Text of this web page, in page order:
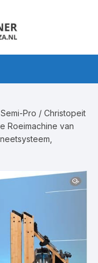
Pro / Christopeit
Roeimachine van